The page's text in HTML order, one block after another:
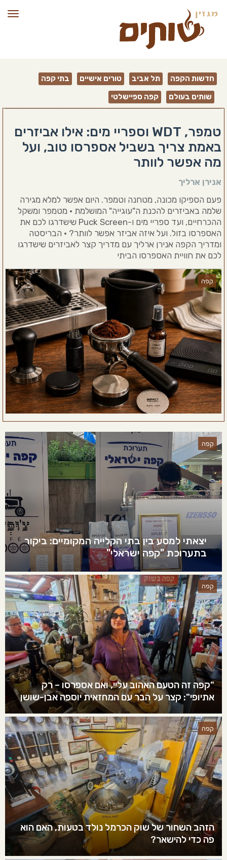
חדשות הקפה תל אביב טורים אישיים
בתי קפה
שותים בעולם
קפה ספיישלטי
טמפר, WDT וספריי מים: אילו אביזרים
באמת צריך בשביל אספרסו טוב, ועל
מה אפשר לוותר
אנירן ארליך
פעם הספיקו מכונה, מטחנה וטמפר. היום אפשר למלא מגירה
שלמה באביזרים להכנת ה"עוגייה" המושלמת • מטמפר ומשקל
ההכרחיים, ועד ספריי מים ו-Puck Screen שישדרגו לכם את
האספרסו בזול. ועל איזה אביזר אפשר לוותר? • הבריסטה
ומדריך הקפה אנירן ארליך עם מדריך קצר לאביזרים שישדרגו
לכם את חוויית האספרסו הביתי
קפה
קפה
יצאתי למסע בין בתי הקלייה המקומיים: ביקור
בתערוכת "קפה ישראלי"
קפה
"קפה זה הטעם האהוב עליי, ואם אספרסו – רק
אתיופי": קצר על הבר עם המחזאית יוספה אבן-שושן
קפה
הזהב השחור של שוק הכרמל נולד בטעות, האם הוא
פה כדי להישאר?